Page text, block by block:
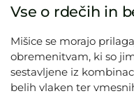
Vse o rdečih in
Mišice se morajo
obremenitvam, ki so
sestavljene iz
belih vlaken ter